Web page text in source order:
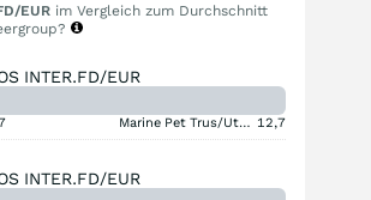
EUR im Vergleich zum Durchschnitt
INTER.FD/EUR
Marine Pet Trus/Ut USD 12,7
INTER.FD/EUR